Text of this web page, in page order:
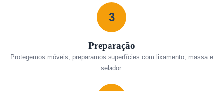
3
Preparação
Protegemos móveis, preparamos superfícies com lixamento, massa e
selador.